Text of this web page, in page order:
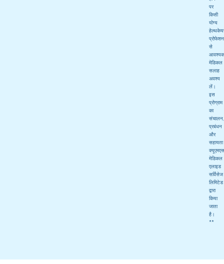
पर
किसी
योग्य
से
आवश्यक
मेडिकल
सलाह
अवश्य
लें।
इस
प्रोग्राम
का
संचालन,
प्रबंधन
और
सहायता
क्यूएमएस
मेडिकल
एलाइड
सर्विसेज
लिमिटेड
द्वारा
किया
जाता
है।
**